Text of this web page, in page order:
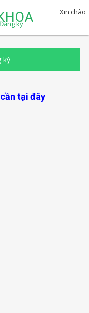
Xin chào
ký
ký
tại đây